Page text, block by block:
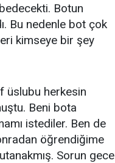
Botun
Bu nedenle bot çok
kimseye bir şey
üslubu herkesin
Beni bota
istediler. Ben de
öğrendiğime
Sorun gece